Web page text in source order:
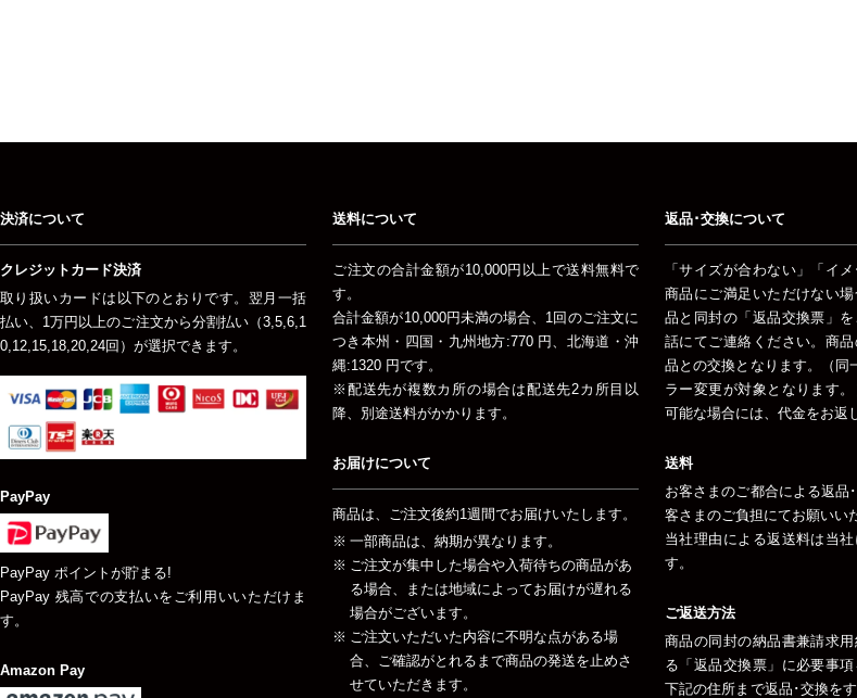
決済について
クレジットカード決済
取り扱いカードは以下のとおりです。翌月一括
払い、1万円以上のご注文から分割払い（3,5,6,1
0,12,15,18,20,24回）が選択できます。
PayPay
PayPay ポイントが貯まる!
PayPay 残高での支払いをご利用いいただけま
す。
Amazon Pay
送料について
ご注文の合計金額が10,000円以上で送料無料で
す。
合計金額が10,000円未満の場合、1回のご注文に
つき本州・四国・九州地方:770 円、北海道・沖
縄:1320 円です。
※配送先が複数カ所の場合は配送先2カ所目以
降、別途送料がかかります。
お届けについて
商品は、ご注文後約1週間でお届けいたします。
一部商品は、納期が異なります。
ご注文が集中した場合や入荷待ちの商品があ
る場合、または地域によってお届けが遅れる
場合がございます。
ご注文いただいた内容に不明な点がある場
合、ご確認がとれるまで商品の発送を止めさ
せていただきます。
返品･交換について
「サイズが合わない」「イ
商品にご満足いただけない
品と同封の「返品交換票」
話にてご連絡ください。商
品との交換となります。（同
ラー変更が対象となります
可能な場合には、代金をお返
送料
お客さまのご都合による返品
客さまのご負担にてお願いい
当社理由による返送料は当
す。
ご返送方法
商品の同封の納品書兼請求
る「返品交換票」に必要事項
下記の住所まで返品･交換を